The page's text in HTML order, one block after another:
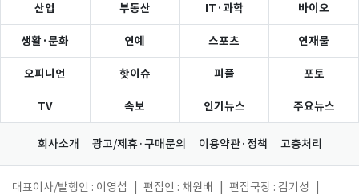
산업 부동산 IT·과학 바이오
생활·문화 연예 스포츠 연재물
오피니언 핫이슈 피플 포토
TV 속보 인기뉴스 주요뉴스
회사소개 광고/제휴·구매문의 이용약관·정책 고충처리
대표이사/발행인 : 이영섭 편집인 : 채원배 편집국장 : 김기성